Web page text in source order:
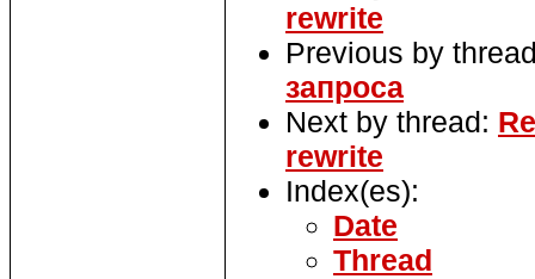
rewrite
Previous by
запроса
Next by thread:
rewrite
Index(es):
Date
Thread